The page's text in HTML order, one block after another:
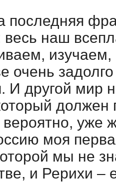
последняя
весь наш
очень
И другой мир
должен
уже
моя
мы не
и Рерихи –